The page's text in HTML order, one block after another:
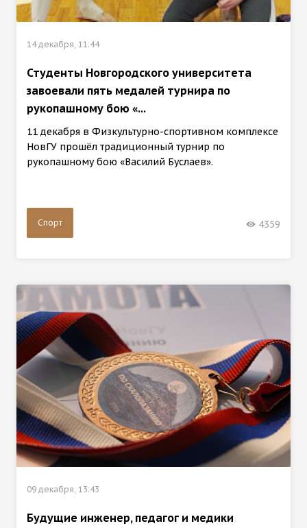
14 декабря, 11:44
Студенты Новгородского университета
завоевали пять медалей турнира по
рукопашному бою «...
11 декабря в Физкультурно-спортивном комплексе
НовГУ прошёл традиционный турнир по
рукопашному бою «Василий Буслаев».
Спорт 4359
09 декабря, 13:43
Будущие инженер, педагог и медики